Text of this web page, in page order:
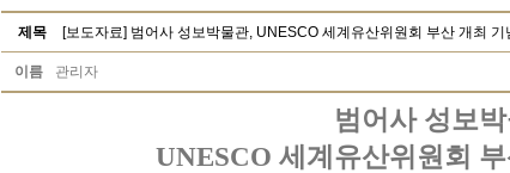
제목 [보도자료] 범어사 성보박물관, UNESCO 세계유산위원회 부산 개최
이름 관리자
범어사 성보
UNESCO 세계유산위원회